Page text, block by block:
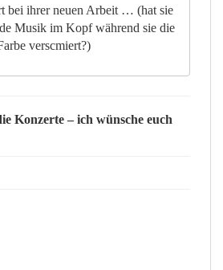
bei ihrer neuen Arbeit … (hat sie
Musik im Kopf während sie die
verscmiert?)
Konzerte – ich wünsche euch